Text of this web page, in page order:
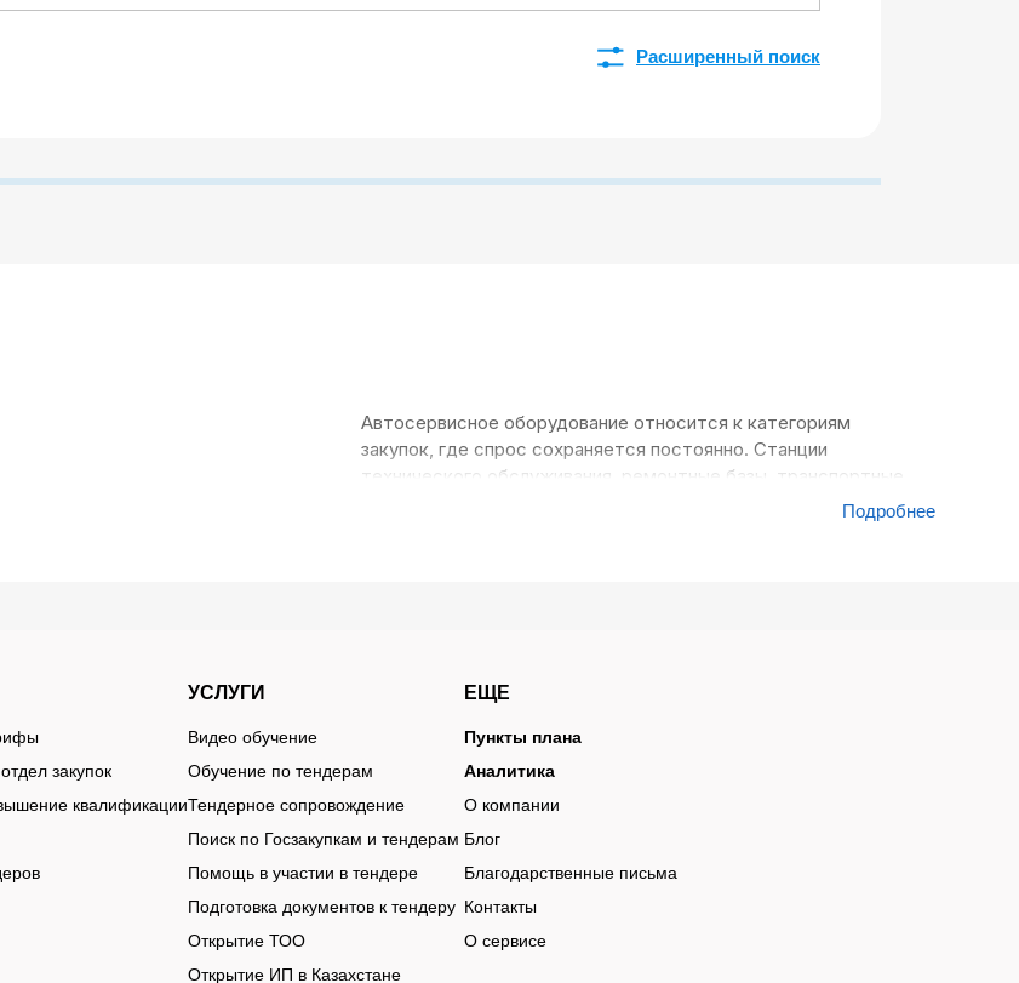
Расширенный поиск
Автосервисное оборудование относится к категориям
закупок, где спрос сохраняется постоянно. Станции
технического обслуживания, ремонтные базы, транспортные
предприятия и организации с собственным автопарком
регулярно обновляют оборудование, расширяют ремонтные
оснащение сервисных участков. Заказчики приобретают домкраты, подъёмники,
диагностические приборы, компрессометры и другое оборудование для
или модернизацией сервисов. В таких случаях закупка может включать сразу несколько
стендов и устройств для диагностики. Отдельно публикуются закупки на
используется в разных сферах. Одни заказчики работают с легковым транспортом,
или промышленный транспорт. Из-за этого требования к оборудованию могут
и условиям эксплуатации.
Подробнее
закупок
квалификации
УСЛУГИ
Видео обучение
Обучение по тендерам
Тендерное сопровождение
Поиск по Госзакупкам и тендерам
Помощь в участии в тендере
Подготовка документов к тендеру
Открытие ТОО
Открытие ИП в Казахстане
ЕЩЕ
Пункты плана
Аналитика
О компании
Блог
Благодарственные письма
Контакты
О сервисе